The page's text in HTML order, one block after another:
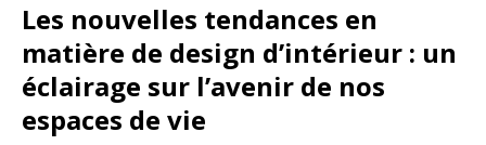
Les nouvelles tendances en
matière de design d’intérieur : un
éclairage sur l’avenir de nos
espaces de vie